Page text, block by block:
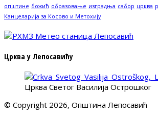
општине божић образовање изградња сабор црква
Канцеларија за Косово и Метохију
Црква у Лепосавићу
Црква Светог Василија Острошког
© Copyright 2026, Општина Лепосавић